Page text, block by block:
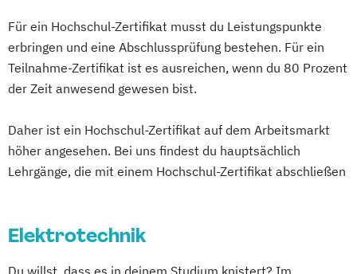
Kommunikationsdesign
Kunststofftechnik
Lebensmittelverfahrenstechnik
Maschinenbau Materials Science
Mathematik für Studierende
ingenieurwissenschaftlicher Fächer
Mechatronik Mediengestaltung
Medizintechnik
Digital Marketing Manager*in
Digital Transformation
E-Commerce Manager*in
Energie- und Umwelttechnik
Englisch Sprachkurs A1
Englisch Sprachkurs B2
Für ein Hochschul-Zertifikat musst du Leistungspunkte
erbringen und eine Abschlussprüfung bestehen. Für ein
Teilnahme-Zertifikat ist es ausreichen, wenn du 80 Prozent
der Zeit anwesend gewesen bist.
Daher ist ein Hochschul-Zertifikat auf dem Arbeitsmarkt
höher angesehen. Bei uns findest du hauptsächlich
Lehrgänge, die mit einem Hochschul-Zertifikat abschließen
Elektrotechnik
Du willst, dass es in deinem Studium knistert? Im